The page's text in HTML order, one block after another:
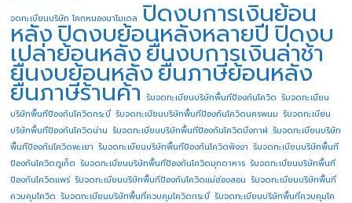
จดทะเบียนบริษัท โคกหนองนาโมเดล ปิดงบการเงินย้อน
หลังปิดงบย้อนหลังหลายปี ปิดงบ
เปล่าย้อนหลังยื่นงบการเงินล่าช้า
ยื่นงบย้อนหลังยื่นภาษีย้อนหลัง
ยื่นภาษีร้านค้า รับจดทะเบียนบริษัทพื้นทีป้องกันโควิด รับจดทะเบียน
บริษัทพื้นทีป้องกันโควิดกระบี่ รับจดทะเบียนบริษัทพื้นทีป้องกันโควิดนครพนม รับจดทะเบียน
บริษัทพื้นทีป้องกันโควิดน่าน รับจดทะเบียนบริษัทพื้นทีป้องกันโควิดบึงกาฬ รับจดทะเบียนบริษัท
พื้นทีป้องกันโควิดพะเยา รับจดทะเบียนบริษัทพื้นทีป้องกันโควิดพังงา รับจดทะเบียนบริษัทพื้นที
ป้องกันโควิดภูเก็ต รับจดทะเบียนบริษัทพื้นทีป้องกันโควิดมุกดาหาร รับจดทะเบียนบริษัทพื้นที
ป้องกันโควิดแพร่ รับจดทะเบียนบริษัทพื้นทีป้องกันโควิดแม่ฮ่องสอน รับจดทะเบียนบริษัทพื้นที่
ควบคุมโควิด รับจดทะเบียนบริษัทพื้นที่ควบคุมโควิดกระบี่ รับจดทะเบียนบริษัทพื้นที่ควบคุมโค